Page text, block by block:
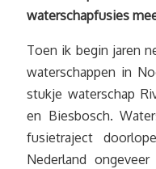
waterschapfusies
Toen ik begin jaren
waterschappen in
stukje waterschap
en Biesbosch.
fusietraject
Nederland